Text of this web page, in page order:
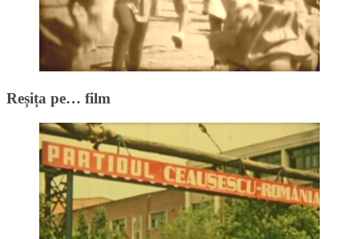
Reșița pe… film